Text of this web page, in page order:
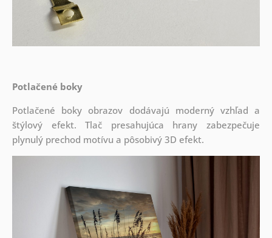
Potlačené boky
Potlačené boky obrazov dodávajú moderný vzhľad a
štýlový efekt. Tlač presahujúca hrany zabezpečuje
plynulý prechod motívu a pôsobivý 3D efekt.